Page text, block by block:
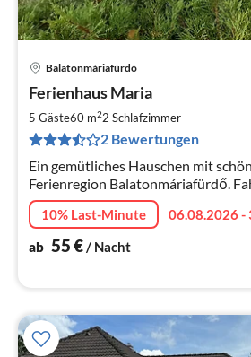
Balatonmáriafürdö
Ferienhaus Maria
5 Gäste60 m22 Schlafzimmer
2 Bewertungen
Ein gemütliches Hauschen mit
Ferienregion Balatonmáriafürdő.
Tischtennisplatte, WLAN,
10% Last-Minute
06.08.2026 -
ab 55€/ Nacht